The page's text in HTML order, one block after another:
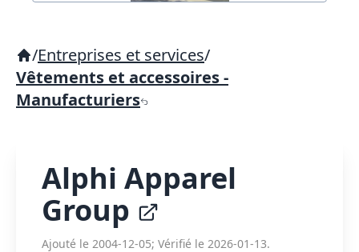
/Entreprises et services/
Vêtements et accessoires -
Manufacturiers
Alphi Apparel
Group
Ajouté le 2004-12-05; Vérifié le 2026-01-13.